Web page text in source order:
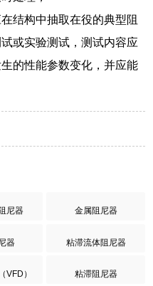
结构中抽取在役的典型阻
或实验测试，测试内容应
的性能参数变化，并应能
尼器 金属阻尼器
器 粘滞流体阻尼器
VFD） 粘滞阻尼器